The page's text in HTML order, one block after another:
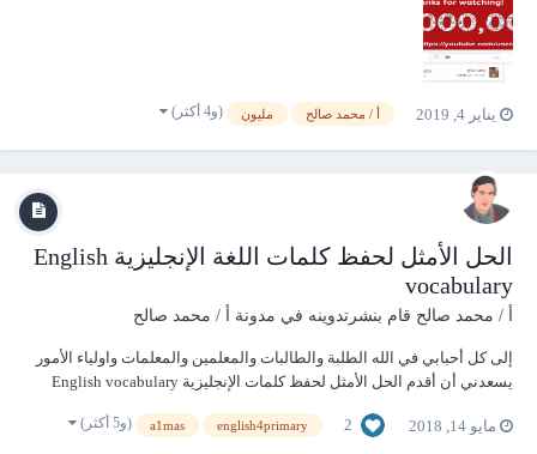
الفيديوهات وأعدكم بكل جديد ومفيد إن شاء الله في مجال تطوي...
يناير 4, 2019 أ / محمد صالح مليون (و4 أكثر)
الحل الأمثل لحفظ كلمات اللغة الإنجليزية English
vocabulary
أ / محمد صالح قام بنشرتدوينه في مدونة أ / محمد صالح
إلى كل أحبابي في الله الطلبة والطالبات والمعلمين والمعلمات واولياء الأمور
يسعدني أن أقدم الحل الأمثل لحفظ كلمات الإنجليزية English vocabulary
هذه أكبر مشكلة تواجهنا في تعلم اللغات الأجنبية، ولكن بفضل الله مع ه...
مايو 14, 2018 2
english4primary
a1mas (و5 أكثر)